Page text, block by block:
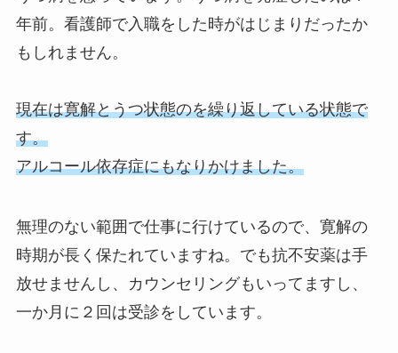
年前。看護師で入職をした時がはじまりだったか
もしれません。
現在は寛解とうつ状態のを繰り返している状態で
す。
アルコール依存症にもなりかけました。
無理のない範囲で仕事に行けているので、寛解の
時期が長く保たれていますね。でも抗不安薬は手
放せませんし、カウンセリングもいってますし、
一か月に２回は受診をしています。